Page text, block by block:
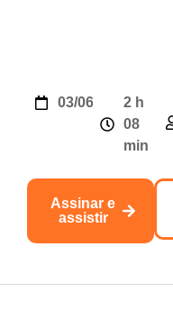
03/06/20252 h
08
min
Assinar e
assistir